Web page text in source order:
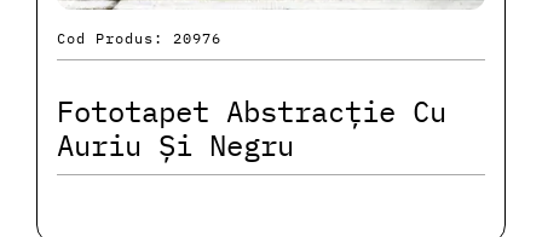
Cod Produs: 20976
Fototapet Abstracție Cu
Auriu Și Negru